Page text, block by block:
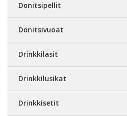
Donitsipellit
Donitsivuoat
Drinkkilasit
Drinkkilusikat
Drinkkisetit